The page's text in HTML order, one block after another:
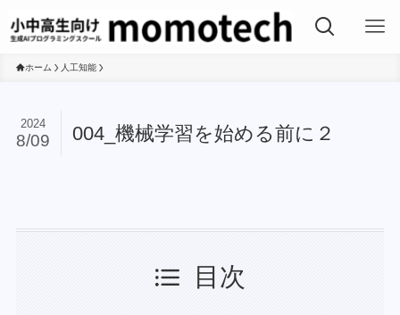
ホーム 人工知能
004_機械学習を始める前に２
2024
8/09
目次